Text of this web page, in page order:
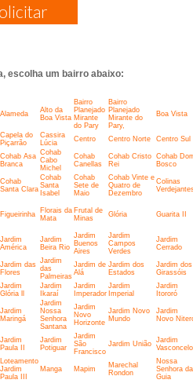
escolha um bairro abaixo:
Alameda
Alto da
Boa Vista
Bairro
Planejado
Mirante
do Pary
Bairro
Planejado
Mirante do
Pary,
Boa Vista
Capela do
Piçarrão
Cassira
Lúcia
Centro Centro Norte Centro Sul
Cohab Asa
Branca
Cohab
Cabo
Michel
Cohab
Canellas
Cohab Cristo
Rei
Cohab
Bosco
Cohab
Santa Clara
Cohab
Santa
Isabel
Cohab
Sete de
Maio
Cohab Vinte e
Quatro de
Dezembro
Colinas
Figueirinha
Florais da
Mata
Frutal de
Minas
Glória Guarita II
Jardim
América
Jardim
Beira Rio
Jardim
Buenos
Aires
Jardim
Campos
Verdes
Jardim
Cerrado
Jardim das
Flores
Jardim
das
Palmeiras
Jardim de
Alá
Jardim dos
Estados
Jardim dos
Girassóis
Jardim
Glória ll
Jardim
Ikaraí
Jardim
Imperador
Jardim
Imperial
Jardim
Itororó
Jardim
Maringá
Jardim
Nossa
Senhora
Santana
Jardim
Novo
Horizonte
Jardim Novo
Mundo
Jardim
Novo
Jardim
Paula II
Jardim
Potiguar
Jardim
São
Francisco
Jardim União
Jardim
Loteamento
Jardim
Paula III
Manga Mapim
Marechal
Rondon
Nossa
Senhora da
Guia